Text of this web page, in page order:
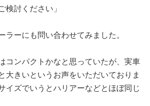
検討ください」
ラーにも問い合わせてみました。
コンパクトかなと思っていたが、実車
大きいというお声をいただいておりま
イズでいうとハリアーなどとほぼ同じ